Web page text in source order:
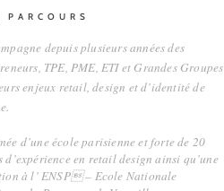
PARCOURS
depuis plusieurs années des
TPE, PME, ETI et Grandes Groupes
enjeux retail, design et d’identité de
d’une école parisienne et forte de 20
d’expérience en retail design ainsi qu’une
à l’ ENSP – Ecole Nationale